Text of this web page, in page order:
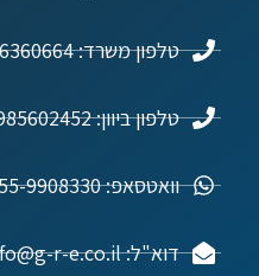
טלפון משרד: 04-6360664
טלפון ביוון: 30-6985602452
וואטסאפ: 055-9908330
דוא"ל: info@g-r-e.co.il